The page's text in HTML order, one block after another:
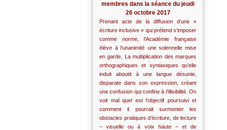
membres dans la séance du jeudi
26 octobre 2017
Prenant acte de la diffusion d’une «
écriture inclusive » qui prétend s’imposer
comme norme, l’Académie française
élève à l’unanimité une solennelle mise
en garde. La multiplication des marques
orthographiques et syntaxiques qu’elle
induit aboutit à une langue désunie,
disparate dans son expression, créant
une confusion qui confine à l’illisibilité. On
voit mal quel est l’objectif poursuivi et
comment il pourrait surmonter les
obstacles pratiques d’écriture, de lecture
– visuelle ou à voix haute – et de